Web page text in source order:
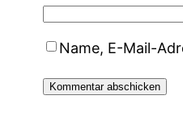
Name, E-Mail-